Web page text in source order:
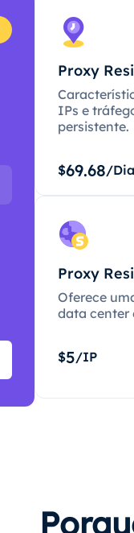
Proxy
IPs e
persistente.
$69.68/Dia
Proxy
Oferece
data center
$5/IP